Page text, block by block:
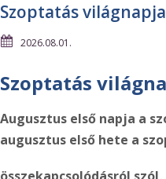
Szoptatás világnapja
2026.08.01.
Szoptatás
Augusztus első napja a
augusztus első hete a